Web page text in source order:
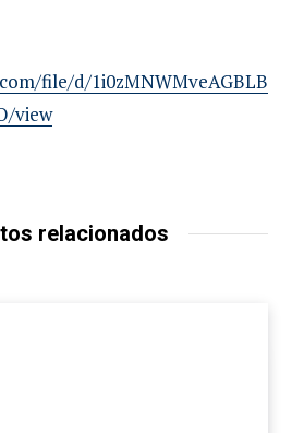
file/d/1i0zMNWMveAGBLB
view
relacionados